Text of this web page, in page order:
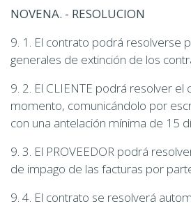
NOVENA. - RESOLUCION
9. 1. El contrato podrá resolverse
generales de extinción de los
9. 2. El CLIENTE podrá resolver
momento, comunicándolo por
con una antelación mínima de 15
9. 3. El PROVEEDOR podrá
de impago de las facturas por
9. 4. El contrato se resolverá